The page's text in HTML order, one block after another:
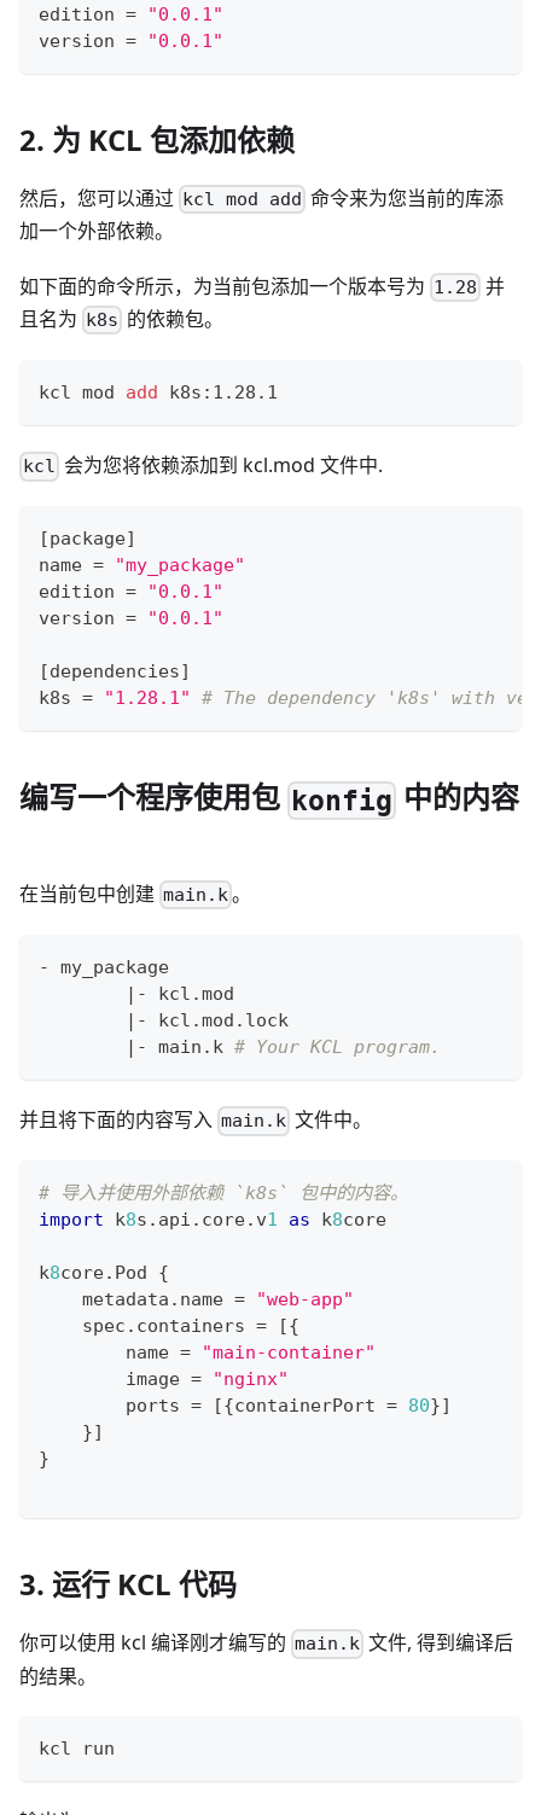
edition =
"0.0.1"
version = "0.0.1"
2. 为 KCL 包添加依赖
然后，您可以通过 kcl mod add 命令来为您当前的库添
加一个外部依赖。
如下面的命令所示，为当前包添加一个版本号为 1.28 并
且名为 k8s 的依赖包。
kcl mod add k8s:1.28.1
kcl 会为您将依赖添加到 kcl.mod 文件中.
[package]
name =
"my_package"
edition =
"0.0.1"
version = "0.0.1"
[dependencies]
k8s = "1.28.1" # The dependency 'k8s' with
编写一个程序使用包 konfig 中的内容
在当前包中创建 main.k。
- my_package
| - kcl.mod
| - kcl.mod.lock
| - main.k # Your KCL program.
并且将下面的内容写入 main.k 文件中。
# 导入并使用外部依赖 `k8s` 包中的内容。
import k8s . api . core. v1 as k8core
k8core. Pod {
    metadata
. name =
"web-app"
    spec
. containers = [{
        name
=
"main-container"
        image
=
"nginx"
        ports
= [{containerPort = 80}]
}]
}
3. 运行 KCL 代码
你可以使用 kcl 编译刚才编写的 main.k 文件, 得到编译后
的结果。
kcl run